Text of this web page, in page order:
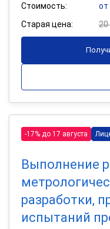
Стоимость:
от
Старая цена:
20
-17% до 17 августа
Выполнение
разработки,
испытаний